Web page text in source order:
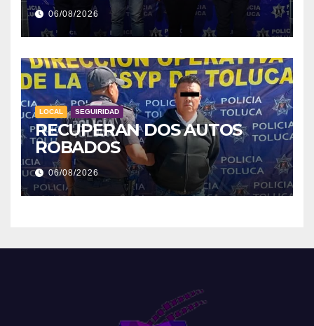
06/08/2026
LOCAL SEGUIRIDAD
RECUPERAN DOS AUTOS
ROBADOS
06/08/2026